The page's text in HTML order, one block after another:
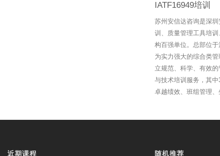
IATF16949培训
苏州安信达咨询是深
训、质量管理工具培
构百强单位。总部位
为实力强大的综合类
立规范、科学、有效
与技术培训服务，其
卓越绩效、班组管理
近期课程 随机推荐